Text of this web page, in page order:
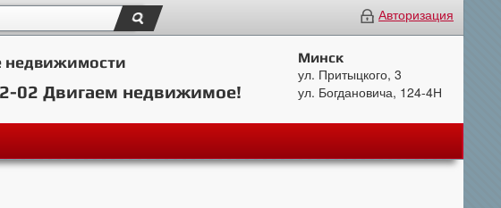
Авторизация
недвижимости
02 Двигаем недвижимое!
Минск
ул. Притыцкого, 3
ул. Богдановича, 124-4Н